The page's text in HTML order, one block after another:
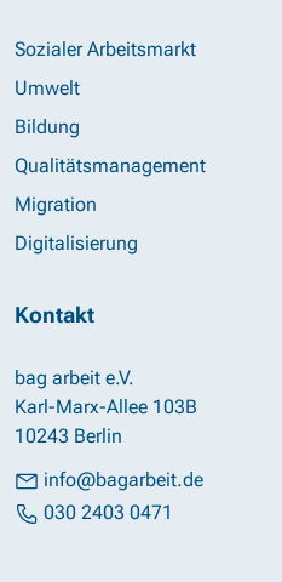
Sozialer Arbeitsmarkt
Umwelt
Bildung
Qualitätsmanagement
Migration
Digitalisierung
Kontakt
bag arbeit e.V.
Karl-Marx-Allee 103B
10243 Berlin
info@bagarbeit.de
030 2403 0471